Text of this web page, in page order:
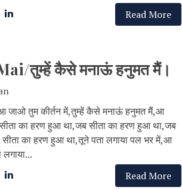
Read More
तुम्हें कैसे मनाऊं हनुमत मैं।
जाओ तुम कीर्तन में,तुम्हें कैसे मनाऊं हनुमत मैं,आ
का हरण हुआ था,जब सीता का हरण हुआ था,जब
का हरण हुआ था,तूने पता लगाया पल भर में,आ
Read More